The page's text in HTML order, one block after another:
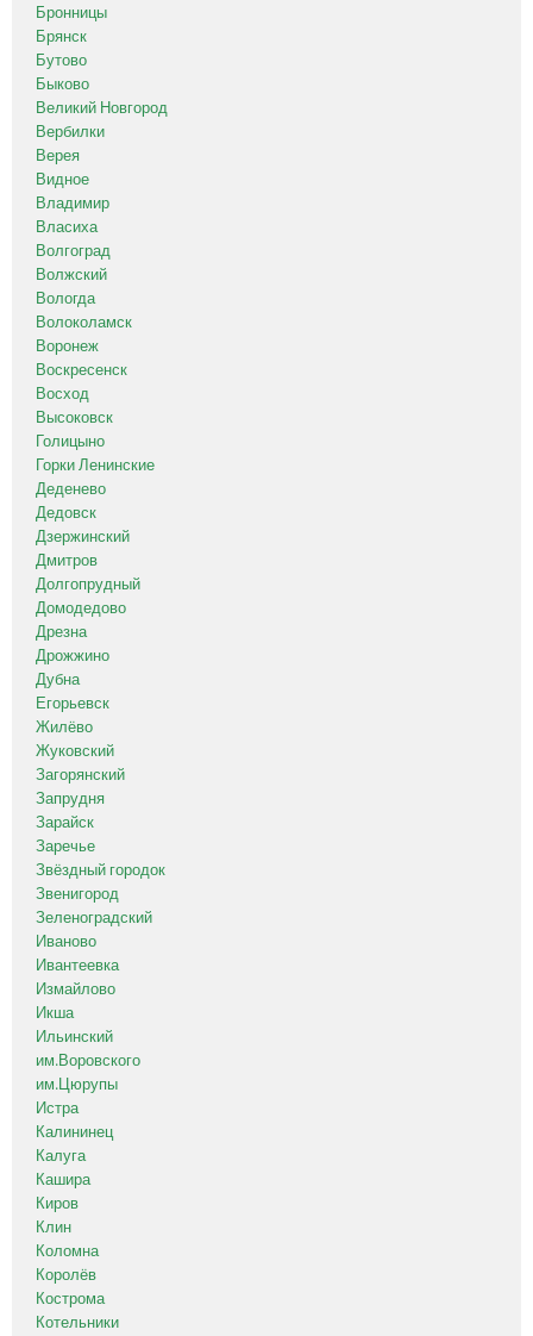
Бронницы
Брянск
Бутово
Быково
Великий Новгород
Вербилки
Верея
Видное
Владимир
Власиха
Волгоград
Волжский
Вологда
Волоколамск
Воронеж
Воскресенск
Восход
Высоковск
Голицыно
Горки Ленинские
Деденево
Дедовск
Дзержинский
Дмитров
Долгопрудный
Домодедово
Дрезна
Дрожжино
Дубна
Егорьевск
Жилёво
Жуковский
Загорянский
Запрудня
Зарайск
Заречье
Звёздный городок
Звенигород
Зеленоградский
Иваново
Ивантеевка
Измайлово
Икша
Ильинский
им.Воровского
им.Цюрупы
Истра
Калининец
Калуга
Кашира
Киров
Клин
Коломна
Королёв
Кострома
Котельники